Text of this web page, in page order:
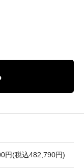
円(税込482,790円)